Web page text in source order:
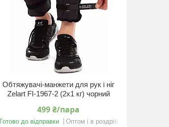
Обтяжувачі-манжети для рук і ніг
Zelart FI-1967-2 (2x1 кг) чорний
499 ₴/пара
Готово до відправки Оптом і в роздріб